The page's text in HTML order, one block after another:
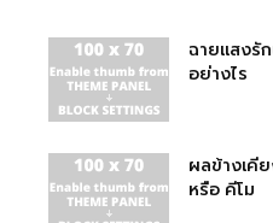
ฉายแสงรั
อย่างไร
ผลข้างเคี
หรือ คีโม